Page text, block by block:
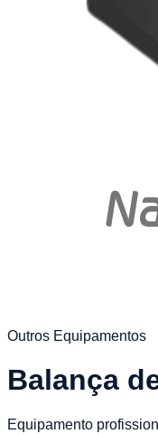
Outros Equipamentos
Balança
Equipamento